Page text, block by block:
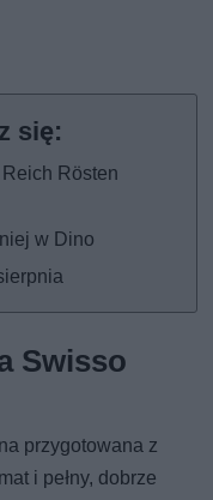
Rösten
w Dino
Swisso
przygotowana z
i pełny, dobrze